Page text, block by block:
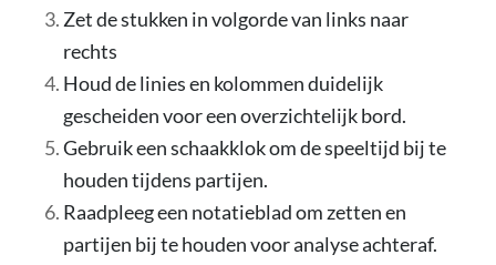
Zet de stukken in volgorde van links naar
rechts
Houd de linies en kolommen duidelijk
gescheiden voor een overzichtelijk bord.
Gebruik een schaakklok om de speeltijd bij te
houden tijdens partijen.
Raadpleeg een notatieblad om zetten en
partijen bij te houden voor analyse achteraf.